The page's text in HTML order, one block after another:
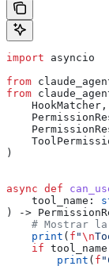
import asyncio
from
from
    HookMatcher,
)
async def
    tool_name
:
) ->
# Mostrar
    print
( f "\n
    if
tool_name
        print
( f